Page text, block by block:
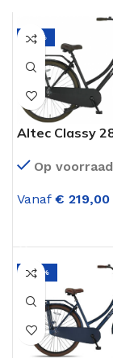
-19%
Altec Classy
Op voorraad
Vanaf € 219,00
-29%